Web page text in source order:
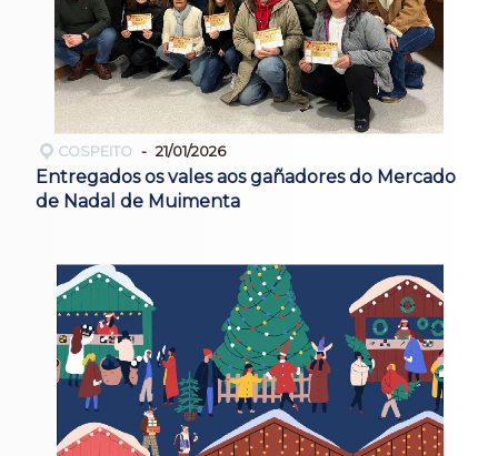
COSPEITO 21/01/2026
Entregados os vales aos gañadores do Mercado
de Nadal de Muimenta